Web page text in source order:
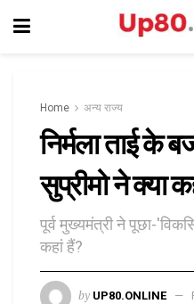
Home अन्य राज्य
निर्मला ताई के
सुप्रीमो ने क्या
पूर्व मुख्यमंत्री ने पूछा-
कहां हैं?
by UP80.ONLINE